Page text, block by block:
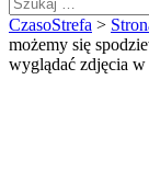
CzasoStrefa >
możemy się
wyglądać zdjęcia w